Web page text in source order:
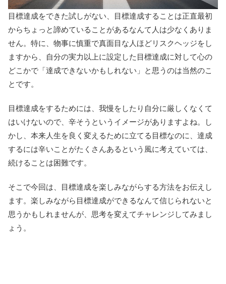
目標達成をできた試しがない、目標達成することは正直最初
からちょっと諦めていることがあるなんて人は少なくありま
せん。特に、物事に慎重で真面目な人ほどリスクヘッジをし
ますから、自分の実力以上に設定した目標達成に対して心の
どこかで「達成できないかもしれない」と思うのは当然のこ
とです。
目標達成をするためには、我慢をしたり自分に厳しくなくて
はいけないので、辛そうというイメージがありますよね。し
かし、本来人生を良く変えるために立てる目標なのに、達成
するには辛いことがたくさんあるという風に考えていては、
続けることは困難です。
そこで今回は、目標達成を楽しみながらする方法をお伝えし
ます。楽しみながら目標達成ができるなんて信じられないと
思うかもしれませんが、思考を変えてチャレンジしてみまし
ょう。